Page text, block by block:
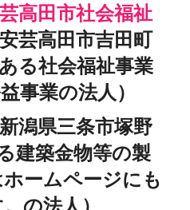
高田市社会福祉
芸高田市吉田町
る社会福祉事業
事業の法人）
新潟県三条市塚野
建築金物等の製
ームページにも
の法人）